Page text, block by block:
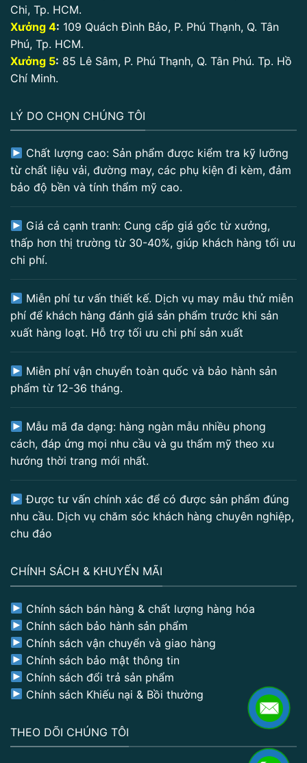
Chi, Tp. HCM.
Xưởng 4: 109 Quách Đình Bảo, P. Phú Thạnh, Q. Tân
Phú, Tp. HCM.
Xưởng 5: 85 Lê Sâm, P. Phú Thạnh, Q. Tân Phú. Tp. Hồ
Chí Minh.
LÝ DO CHỌN CHÚNG TÔI
Chất lượng cao: Sản phẩm được kiểm tra kỹ lưỡng
từ chất liệu vải, đường may, các phụ kiện đi kèm, đảm
bảo độ bền và tính thẩm mỹ cao.
Giá cả cạnh tranh: Cung cấp giá gốc từ xưởng,
thấp hơn thị trường từ 30-40%, giúp khách hàng tối ưu
chi phí.
Miễn phí tư vấn thiết kế. Dịch vụ may mẫu thử miễn
phí để khách hàng đánh giá sản phẩm trước khi sản
xuất hàng loạt. Hỗ trợ tối ưu chi phí sản xuất
Miễn phí vận chuyển toàn quốc và bảo hành sản
phẩm từ 12-36 tháng.
Mẫu mã đa dạng: hàng ngàn mẫu nhiều phong
cách, đáp ứng mọi nhu cầu và gu thẩm mỹ theo xu
hướng thời trang mới nhất.
Được tư vấn chính xác để có được sản phẩm đúng
nhu cầu. Dịch vụ chăm sóc khách hàng chuyên nghiệp,
chu đáo
CHÍNH SÁCH & KHUYẾN MÃI
Chính sách bán hàng & chất lượng hàng hóa
Chính sách bảo hành sản phẩm
Chính sách vận chuyển và giao hàng
Chính sách bảo mật thông tin
Chính sách đổi trả sản phẩm
Chính sách Khiếu nại & Bồi thường
THEO DÕI CHÚNG TÔI